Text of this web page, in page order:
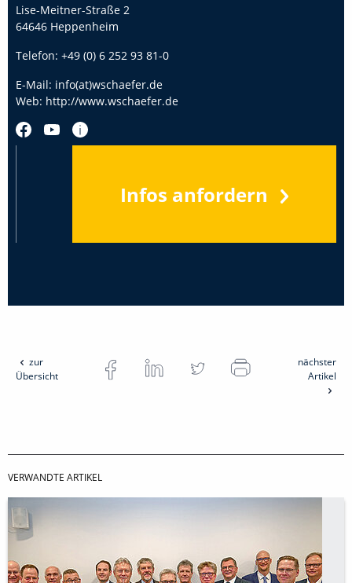
Lise-Meitner-Straße 2
64646 Heppenheim
Telefon: +49 (0) 6 252 93 81-0
E-Mail: info(at)wschaefer.de
Web: http://www.wschaefer.de
Infos anfordern
zur
Übersicht
nächster
Artikel
VERWANDTE ARTIKEL